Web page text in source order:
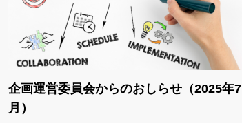
企画運営委員会からのおしらせ（2025年7
月）